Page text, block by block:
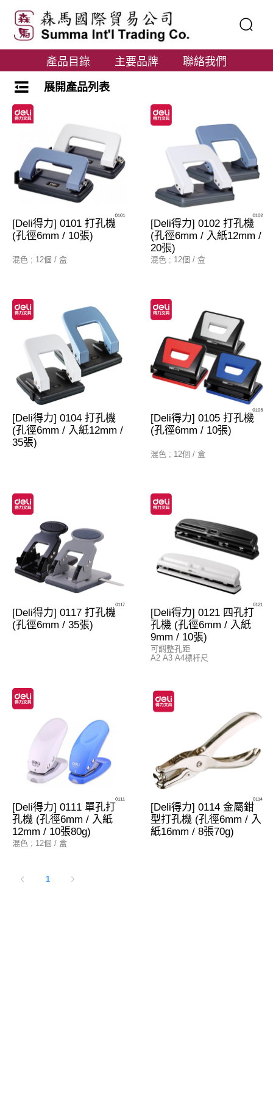
產品目錄 主要品牌 聯絡我們
展開產品列表
[Deli得力] 0101 打孔機
(孔徑6mm / 10張)
混色 ; 12個 / 盒
[Deli得力] 0102 打孔機
(孔徑6mm / 入紙12mm /
20張)
混色 ; 12個 / 盒
[Deli得力] 0104 打孔機
(孔徑6mm / 入紙12mm /
35張)
[Deli得力] 0105 打孔機
(孔徑6mm / 10張)
混色 ; 12個 / 盒
[Deli得力] 0117 打孔機
(孔徑6mm / 35張)
[Deli得力] 0121 四孔打
孔機 (孔徑6mm / 入紙
9mm / 10張)
可調整孔距
A2 A3 A4標杆尺
[Deli得力] 0111 單孔打
孔機 (孔徑6mm / 入紙
12mm / 10張80g)
混色 ; 12個 / 盒
[Deli得力] 0114 金屬鉗
型打孔機 (孔徑6mm / 入
紙16mm / 8張70g)
1